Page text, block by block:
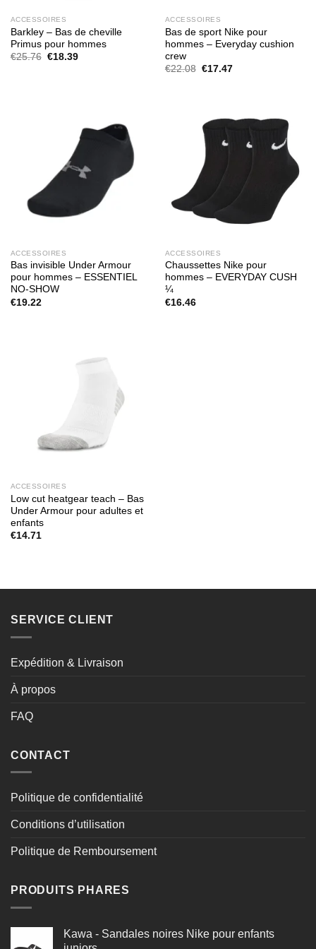
ACCESSOIRES
Barkley – Bas de cheville
Primus pour hommes
€25.76 Le
€18.39Le
ACCESSOIRES
Bas de sport Nike pour
hommes – Everyday cushion
crew
€22.08 Le
€17.47Le
ACCESSOIRES
Bas invisible Under Armour
pour hommes – ESSENTIEL
NO-SHOW
€19.22
ACCESSOIRES
Chaussettes Nike pour
hommes – EVERYDAY CUSH
¼
€16.46
ACCESSOIRES
Low cut heatgear teach – Bas
Under Armour pour adultes et
enfants
€14.71
SERVICE CLIENT
Expédition & Livraison
À propos
FAQ
CONTACT
Politique de confidentialité
Conditions d’utilisation
Politique de Remboursement
PRODUITS PHARES
Kawa - Sandales noires Nike pour enfants